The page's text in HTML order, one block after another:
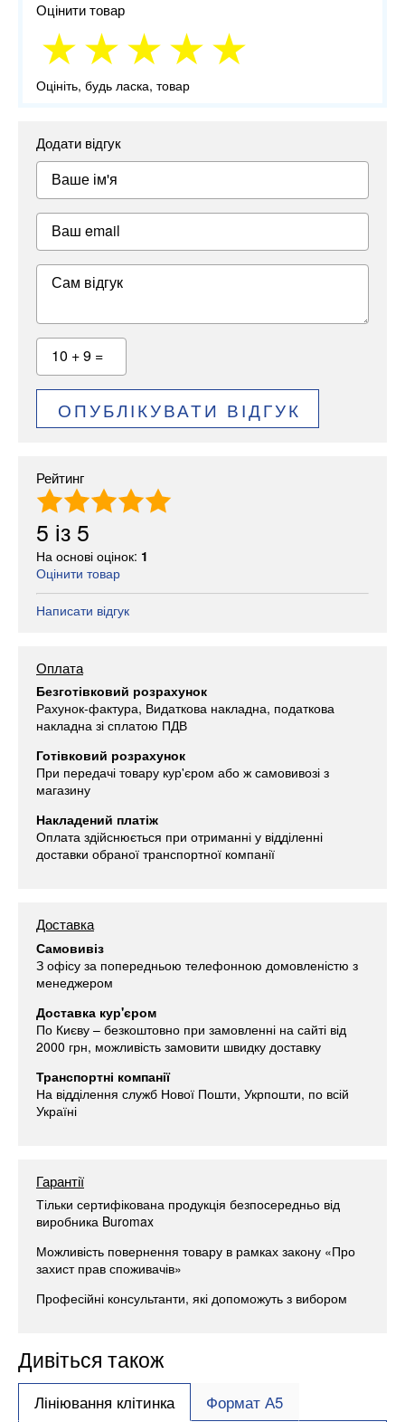
Оцінити товар
Оцініть, будь ласка, товар
Додати відгук
Ваше ім'я
Ваш email
Сам відгук
10 + 9 =
ОПУБЛІКУВАТИ ВІДГУК
Рейтинг
5 із 5
На основі оцінок: 1
Оцінити товар
Написати відгук
Оплата
Безготівковий розрахунок
Рахунок-фактура, Видаткова накладна, податкова
накладна зі сплатою ПДВ
Готівковий розрахунок
При передачі товару кур'єром або ж самовивозі з
магазину
Накладений платіж
Оплата здійснюється при отриманні у відділенні
доставки обраної транспортної компанії
Доставка
Самовивіз
З офісу за попередньою телефонною домовленістю з
менеджером
Доставка кур'єром
По Києву – безкоштовно при замовленні на сайті від
2000 грн, можливість замовити швидку доставку
Транспортні компанії
На відділення служб Нової Пошти, Укрпошти, по всій
Україні
Гарантії
Тільки сертифікована продукція безпосередньо від
виробника Buromax
Можливість повернення товару в рамках закону «Про
захист прав споживачів»
Професійні консультанти, які допоможуть з вибором
Дивіться також
Лініювання клітинка Формат А5